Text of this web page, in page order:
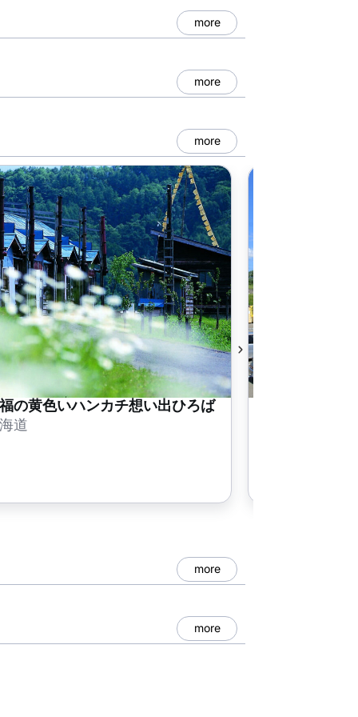
more
more
more
の黄色いハンカチ想い出ひろば
道
more
more